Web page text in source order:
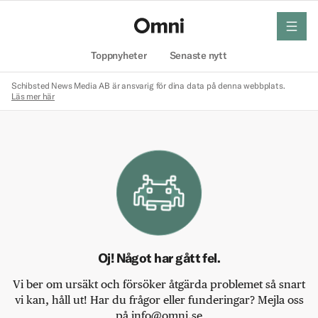
Toppnyheter Senaste nytt
meny
Schibsted News Media AB är ansvarig för dina data på denna webbplats.
Läs mer här
Oj! Något har gått fel.
Vi ber om ursäkt och försöker åtgärda problemet så snart
vi kan, håll ut! Har du frågor eller funderingar? Mejla oss